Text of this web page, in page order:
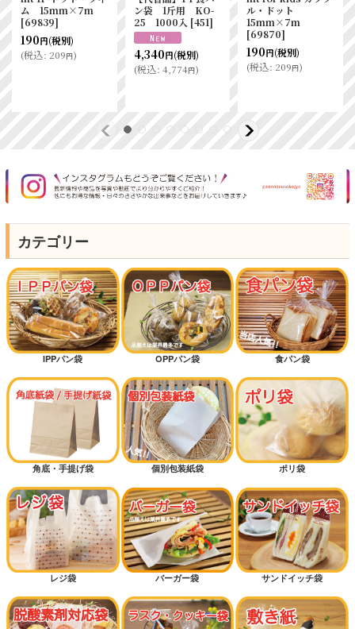
ム 15mm×7m
[69839]
190円(税別)
(税込: 209円)
ン袋 1斤用 KO-
25 1000入 [451]
4,340円(税別)
(税込: 4,774円)
ル・ドット
15mm×7m
[69870]
190円(税別)
(税込: 209円)
カテゴリー
IPPパン袋 OPPパン袋 食パン袋
角底・手提げ袋 個別包装紙袋 ポリ袋
レジ袋 バーガー袋 サンドイッチ袋